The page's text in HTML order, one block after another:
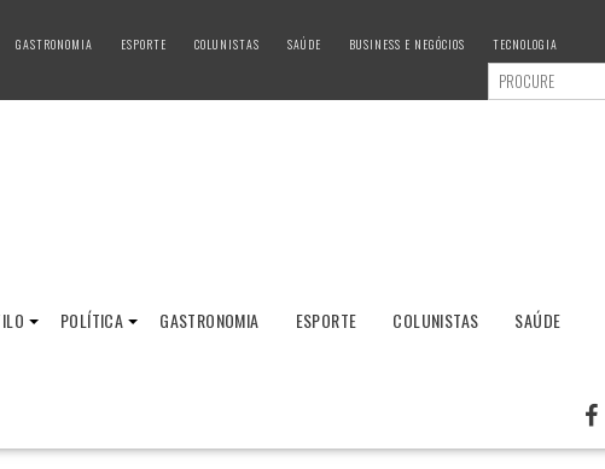
GASTRONOMIA ESPORTE COLUNISTAS SAÚDE BUSINESS E NEGÓCIOS TECNOLOGIA
POLÍTICA GASTRONOMIA ESPORTE COLUNISTAS
SAÚDE